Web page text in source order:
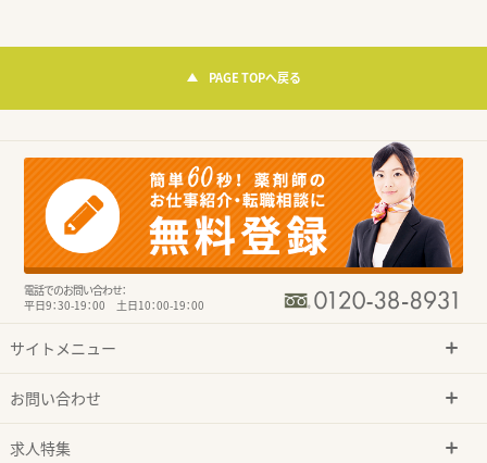
PAGE TOPへ戻る
電話でのお問い合わせ：
平日9：30-19：00 土日10：00-19：00
サイトメニュー
お問い合わせ
求人特集